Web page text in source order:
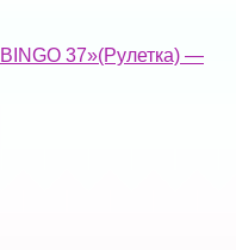
37»(Рулетка) —